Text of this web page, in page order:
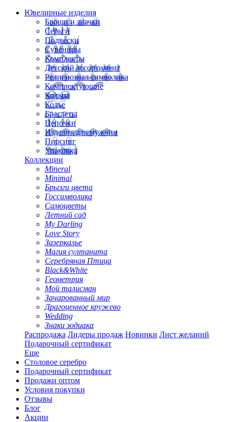
Ювелирные изделия
Броши и значки
Серьги
Подвески
Сувениры
Комплекты
Детский ассортимент
Религиозная символика
Комплектующие
Кольца
Колье
Браслеты
Цепочки
Изделия для мужчин
Пирсинг
Упаковка
Коллекции
Mineral
Minimal
Брызги цвета
Госсимволика
Самоцветы
Летний сад
My Darling
Love Story
Зазеркалье
Магия султанита
Серебряная Птица
Black&White
Геометрия
Мой талисман
Зачарованный мир
Драгоценное кружево
Wedding
Знаки зодиака
Распродажа Лидеры продаж Новинки Лист желаний
Подарочный сертификат
Еще
Столовое серебро
Подарочный сертификат
Продажи оптом
Условия покупки
Отзывы
Блог
Акции